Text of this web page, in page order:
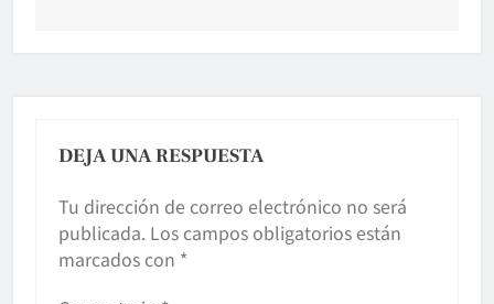
DEJA UNA RESPUESTA
Tu dirección de correo electrónico no será
publicada. Los campos obligatorios están
marcados con *